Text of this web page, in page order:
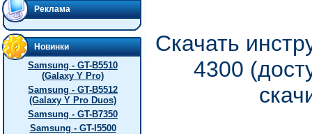
Реклама
Новинки
Samsung - GT-B5510
(Galaxy Y Pro)
Samsung - GT-B5512
(Galaxy Y Pro Duos)
Samsung - GT-B7350
Samsung - GT-I5500
Скачать
4300